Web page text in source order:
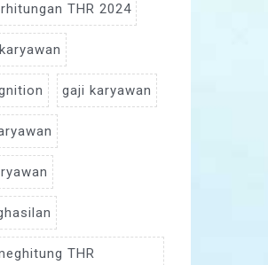
THR 2024
gaji karyawan
THR